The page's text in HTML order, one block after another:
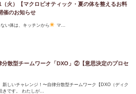
（火）【マクロビオティック・夏の体を整えるお料
催のお知らせ
い体は、キッチンから マ...
分散型チームワーク「DXO」②【意思決定のプロセ
新しいチャレンジ！〜自律分散型チームワーク【DXO（ディク
きです。 わたしが...